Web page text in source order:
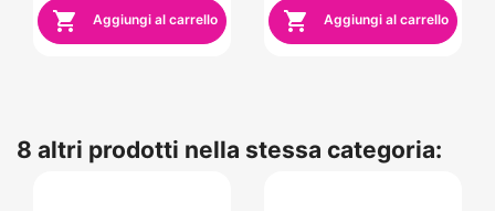
 Aggiungi al carrello  Aggiungi al carrello
8 altri prodotti nella stessa categoria: